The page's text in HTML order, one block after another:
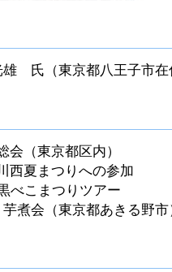
氏（東京都八王子市在
会（東京都区内）
西夏まつりへの参加
べこまつりツアー
（東京都あきる野市